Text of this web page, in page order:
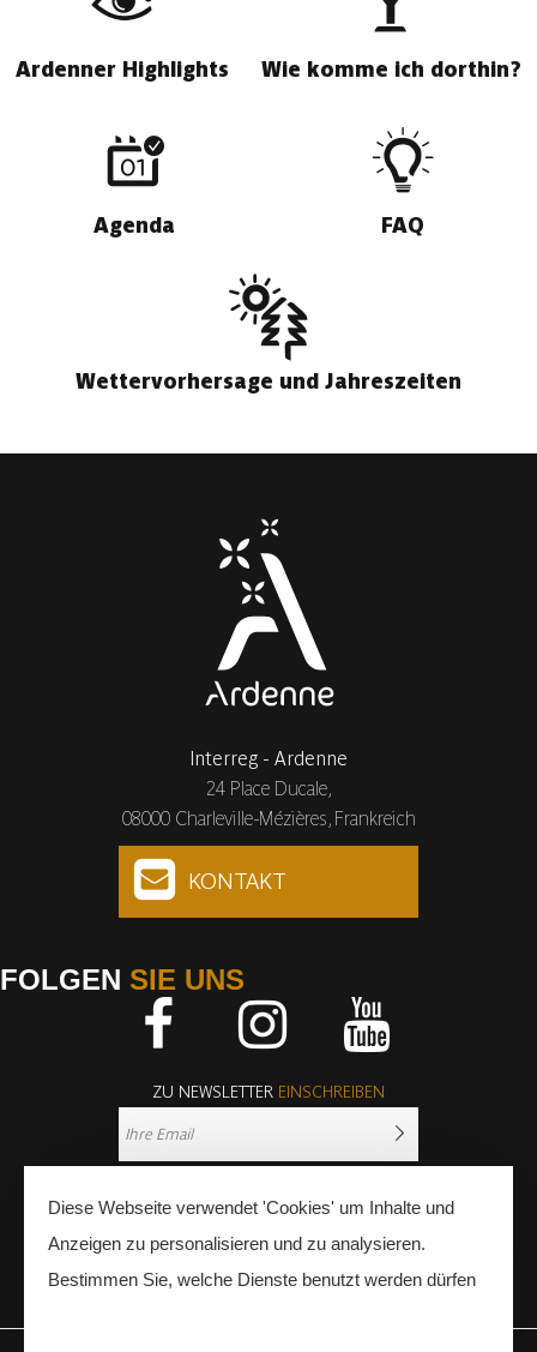
Ardenner Highlights Wie komme ich dorthin?
Agenda FAQ
Wettervorhersage und Jahreszeiten
Interreg - Ardenne
24 Place Ducale,
08000 Charleville-Mézières, Frankreich
KONTAKT
FOLGEN SIE UNS
ZU NEWSLETTER EINSCHREIBEN
PRESSE FACHLEUTE
Diese Webseite verwendet 'Cookies' um Inhalte und
Anzeigen zu personalisieren und zu analysieren.
Bestimmen Sie, welche Dienste benutzt werden dürfen